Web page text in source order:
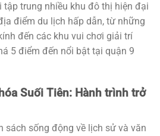
tập trung nhiều khu đô thị hiện đại
điểm du lịch hấp dẫn, từ những
đến các khu vui chơi giải trí
5 điểm đến nổi bật tại quận 9
Suối Tiên: Hành trình trở
sách sống động về lịch sử và văn